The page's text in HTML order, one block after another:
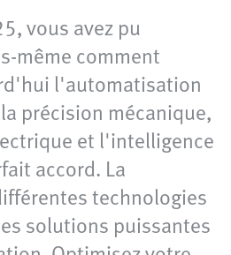
vous avez pu
même comment
l'automatisation
précision mécanique,
et l'intelligence
accord. La
technologies
solutions puissantes